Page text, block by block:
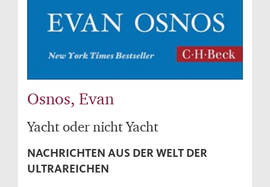
Osnos, Evan
Yacht oder nicht Yacht
NACHRICHTEN AUS DER WELT DER
ULTRAREICHEN